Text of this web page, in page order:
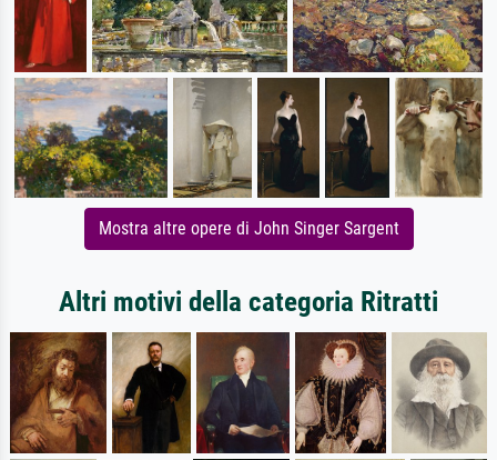
Mostra altre opere di John Singer Sargent
Altri motivi della categoria Ritratti